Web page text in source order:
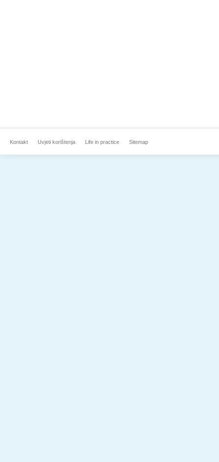
Kontakt Uvjeti korištenja Life in practice Sitemap